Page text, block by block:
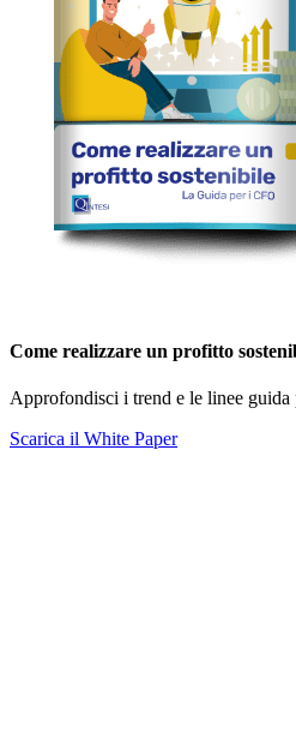
Come realizzare un profitto
Approfondisci i trend e le linee guida
Scarica il White Paper